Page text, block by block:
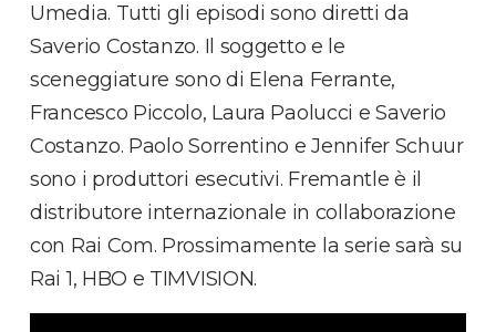
Umedia. Tutti gli episodi sono diretti da
Saverio Costanzo. Il soggetto e le
sceneggiature sono di Elena Ferrante,
Francesco Piccolo, Laura Paolucci e Saverio
Costanzo. Paolo Sorrentino e Jennifer Schuur
sono i produttori esecutivi. Fremantle è il
distributore internazionale in collaborazione
con Rai Com. Prossimamente la serie sarà su
Rai 1, HBO e TIMVISION.